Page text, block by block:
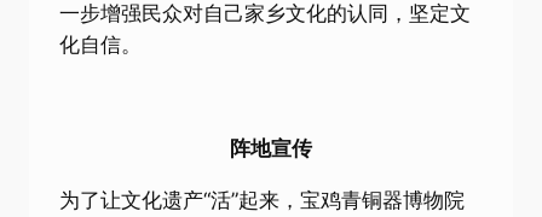
一步增强民众对自己家乡文化的认同，坚定文
化自信。
阵地宣传
为了让文化遗产“活”起来，宝鸡青铜器博物院